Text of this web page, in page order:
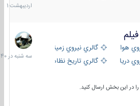
1401
هوايي
گالري نيروي زميني
دريايي
گالري تاریخ نظامی
این بخش ارسال کنید.
سه
شنبه
در